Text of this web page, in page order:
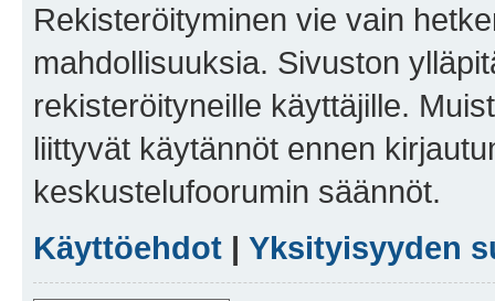
Rekisteröityminen vie vain
mahdollisuuksia. Sivuston
rekisteröityneille käyttäjille.
liittyvät käytännöt ennen
keskustelufoorumin säännöt.
Käyttöehdot | Yksityisyyden